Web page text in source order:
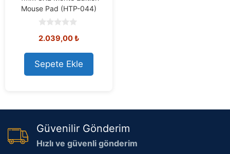
Mouse Pad (HTP-044)
o
t
o
f
5
2.039,00₺
Sepete Ekle
Güvenilir Gönderim
Hızlı ve güvenli gönderim